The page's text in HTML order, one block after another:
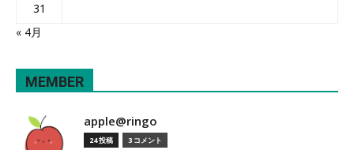
31
« 4月
MEMBER
apple@ringo
24 投稿 3 コメント